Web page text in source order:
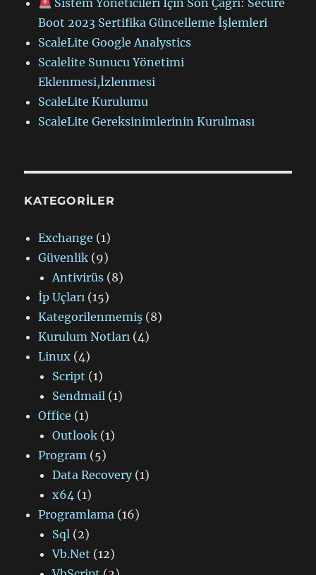
Sistem Yöneticileri İçin Son Çağrı: Secure
Boot 2023 Sertifika Güncelleme İşlemleri
ScaleLite Google Analystics
Scalelite Sunucu Yönetimi
Eklenmesi,İzlenmesi
ScaleLite Kurulumu
ScaleLite Gereksinimlerinin Kurulması
KATEGORILER
Exchange (1)
Güvenlik (9)
Antivirüs (8)
İp Uçları (15)
Kategorilenmemiş (8)
Kurulum Notları (4)
Linux (4)
Script (1)
Sendmail (1)
Office (1)
Outlook (1)
Program (5)
Data Recovery(1)
x64 (1)
Programlama (16)
Sql (2)
Vb.Net (12)